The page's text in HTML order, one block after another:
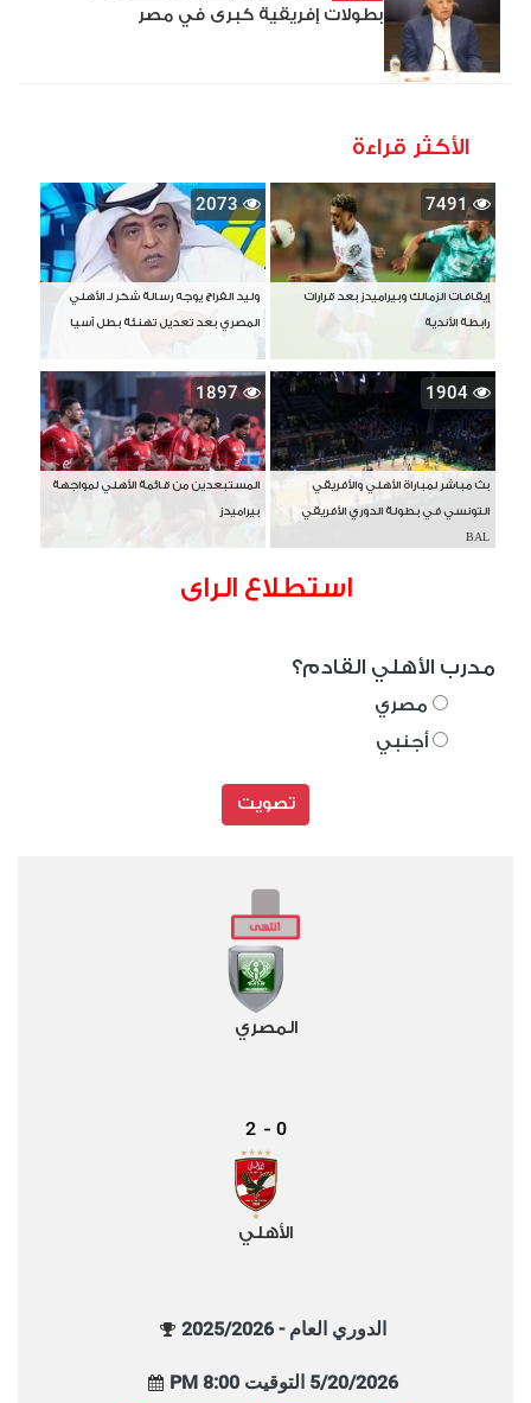
بطولات إفريقية كبرى في مصر
الأكثر قراءة
7491
إيقافات الزمالك وبيراميدز بعد قرارات
رابطة الأندية
2073
وليد الفراج يوجه رسالة شكر لـ الأهلي
المصري بعد تعديل تهنئة بطل آسيا
1904
بث مباشر لمباراة الأهلي والأفريقي
التونسي في بطولة الدوري الأفريقي
BAL
1897
المستبعدين من قائمة الأهلي لمواجهة
بيراميدز
استطلاع الراى
مدرب الأهلي القادم؟
مصري
أجنبي
تصويت
المصري
0
-
2
الأهلي
الدوري العام - 2025/2026
5/20/2026 التوقيت 8:00 PM